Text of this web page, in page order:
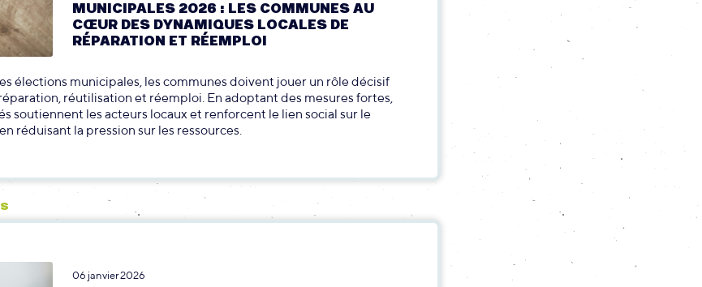
MUNICIPALES 2026 : LES COMMUNES AU
CŒUR DES DYNAMIQUES LOCALES DE
RÉPARATION ET RÉEMPLOI
élections municipales, les communes doivent jouer un rôle décisif
réutilisation et réemploi. En adoptant des mesures fortes,
soutiennent les acteurs locaux et renforcent le lien social sur le
réduisant la pression sur les ressources.
06 janvier 2026